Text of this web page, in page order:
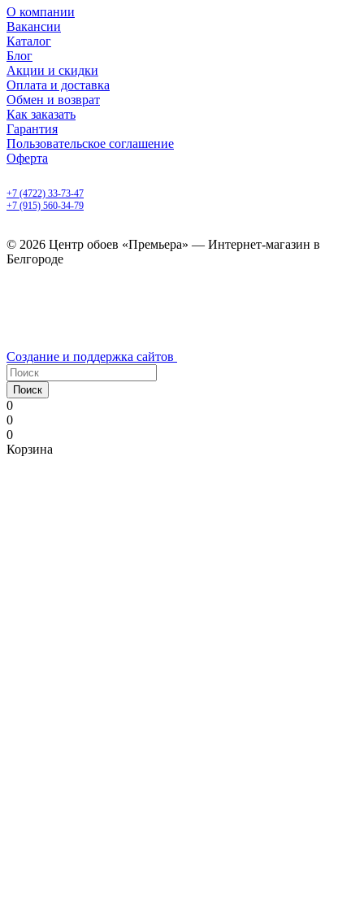
О компании
Вакансии
Каталог
Блог
Акции и скидки
Оплата и доставка
Обмен и возврат
Как заказать
Гарантия
Пользовательское соглашение
Оферта
+7 (4722) 33-73-47
+7 (915) 560-34-79
© 2026 Центр обоев «Премьера» — Интернет-магазин в
Белгороде
Создание и поддержка сайтов
Поиск
0
0
0
Корзина